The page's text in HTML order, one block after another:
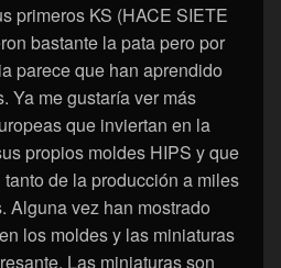
primeros KS (HACE SIETE
bastante la pata pero por
parece que han aprendido
Ya me gustaría ver más
que inviertan en la
propios moldes HIPS y que
de la producción a miles
Alguna vez han mostrado
los moldes y las miniaturas
Las miniaturas son